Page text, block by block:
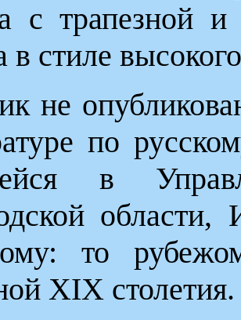
с трапезной и
в стиле
не
по
в
области,
то
XIX столетия.